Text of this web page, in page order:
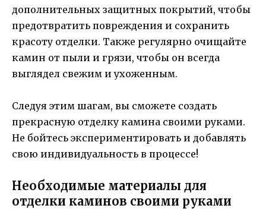
дополнительных защитных покрытий, чтобы
предотвратить повреждения и сохранить
красоту отделки. Также регулярно очищайте
камин от пыли и грязи, чтобы он всегда
выглядел свежим и ухоженным.
Следуя этим шагам, вы сможете создать
прекрасную отделку камина своими руками.
Не бойтесь экспериментировать и добавлять
свою индивидуальность в процессе!
Необходимые материалы для
отделки каминов своими руками